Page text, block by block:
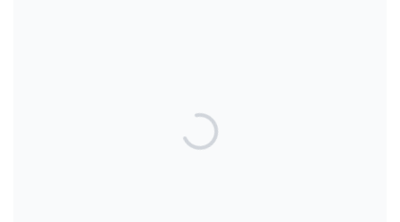
Can AI really be used for orthodontic